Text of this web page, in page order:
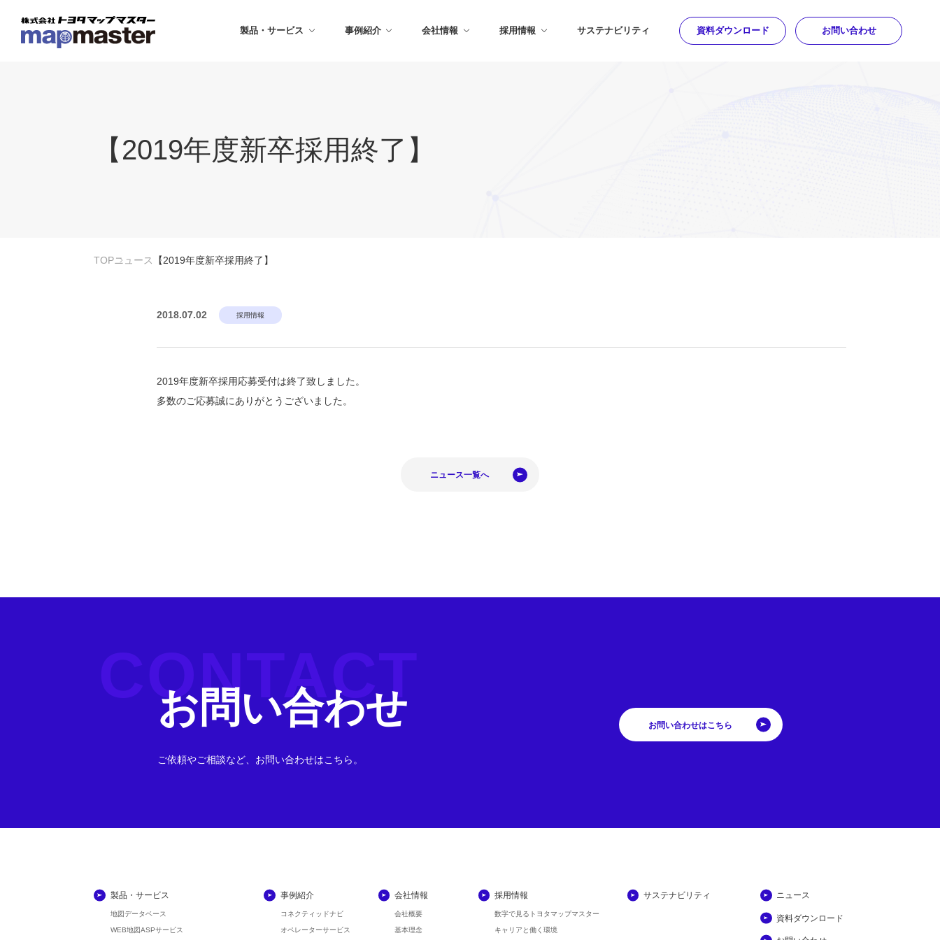
製品・サービス 事例紹介 会社情報 採用情報 サステナビリティ 資料ダウンロード お問い合わせ
【2019年度新卒採用終了】
TOPニュース 【2019年度新卒採用終了】
2018.07.02 採用情報
2019年度新卒採用応募受付は終了致しました。
多数のご応募誠にありがとうございました。
ニュース一覧へ
CONTACT
お問い合わせ
ご依頼やご相談など、お問い合わせはこちら。
お問い合わせはこちら
製品・サービス
地図データベース
WEB地図ASPサービス
事例紹介
コネクティッドナビ
オペレーターサービス
会社情報
会社概要
基本理念
採用情報
数字で見る トヨタマップマスター
キャリアと働く環境
サステナビリティ ニュース
資料ダウンロード